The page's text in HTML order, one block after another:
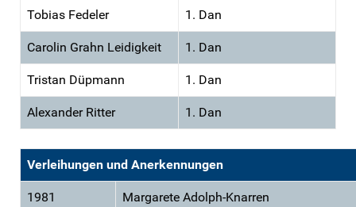
Tobias Fedeler 1. Dan
Carolin Grahn Leidigkeit 1. Dan
Tristan Düpmann 1. Dan
Alexander Ritter 1. Dan
Verleihungen und Anerkennungen
1981 Margarete Adolph-Knarren